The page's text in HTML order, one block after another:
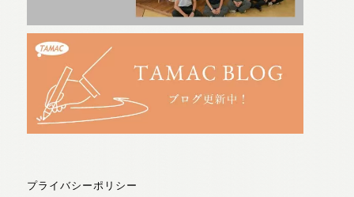
プライバシーポリシー